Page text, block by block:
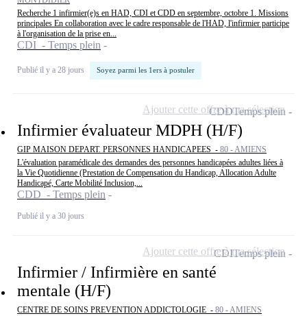
Recherche 1 infirmier(e)s en HAD, CDI et CDD en septembre, octobre 1. Missions
principales En collaboration avec le cadre responsable de l'HAD, l'infirmier participe
à l'organisation de la prise en...
CDI - Temps plein
Publié il y a 28 jours Soyez parmi les 1ers à postuler
Infirmier évaluateur MDPH (H/F)
GIP MAISON DEPART. PERSONNES HANDICAPEES - 80 - AMIENS
L'évaluation paramédicale des demandes des personnes handicapées adultes liées à
la Vie Quotidienne (Prestation de Compensation du Handicap, Allocation Adulte
Handicapé, Carte Mobilité Inclusion,...
CDD - Temps plein
Publié il y a 30 jours
CDDTemps plein
Ajouter cette offre à ma sélection
Infirmier / Infirmière en santé
mentale (H/F)
CENTRE DE SOINS PREVENTION ADDICTOLOGIE - 80 - AMIENS
CDITemps plein
Ajouter cette offre à ma sélection